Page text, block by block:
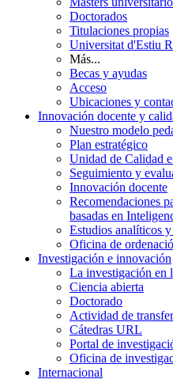
Doctorados
Titulaciones propias
Universitat d'Estiu
Más...
Becas y ayudas
Acceso
Ubicaciones y
Innovación docente y
Nuestro modelo
Plan estratégico
Unidad de Calidad
Seguimiento y
Innovación docente
Recomendaciones
basadas en
Estudios analíticos
Oficina de
Investigación e innovación
La investigación en
Ciencia abierta
Doctorado
Actividad de
Cátedras URL
Portal de
Oficina de
Internacional